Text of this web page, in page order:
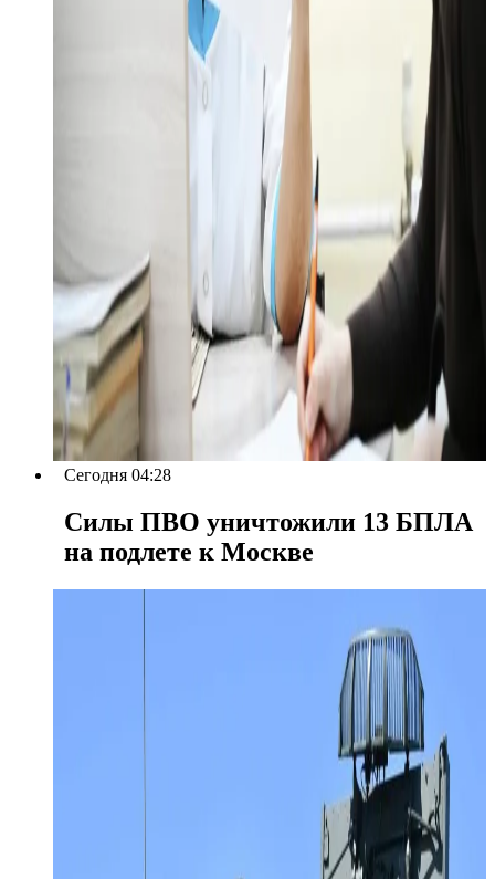
Сегодня 04:28
Силы ПВО уничтожили 13 БПЛА
на подлете к Москве